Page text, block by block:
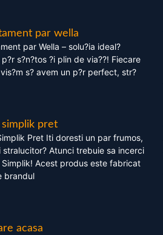
par wella
par Wella – solu?ia ideal?
s?n?tos ?i plin de via??! Fiecare
s? avem un p?r perfect, str?
simplik pret
Pret Iti doresti un par frumos,
stralucitor? Atunci trebuie sa incerci
Simplik! Acest produs este fabricat
brandul
acasa